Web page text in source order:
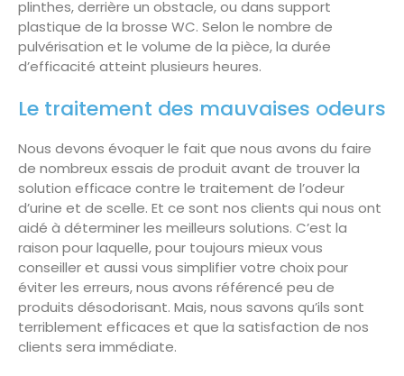
plinthes, derrière un obstacle, ou dans support
plastique de la brosse WC. Selon le nombre de
pulvérisation et le volume de la pièce, la durée
d’efficacité atteint plusieurs heures.
Le traitement des mauvaises odeurs
Nous devons évoquer le fait que nous avons du faire
de nombreux essais de produit avant de trouver la
solution efficace contre le traitement de l’odeur
d’urine et de scelle. Et ce sont nos clients qui nous ont
aidé à déterminer les meilleurs solutions. C’est la
raison pour laquelle, pour toujours mieux vous
conseiller et aussi vous simplifier votre choix pour
éviter les erreurs, nous avons référencé peu de
produits désodorisant. Mais, nous savons qu’ils sont
terriblement efficaces et que la satisfaction de nos
clients sera immédiate.